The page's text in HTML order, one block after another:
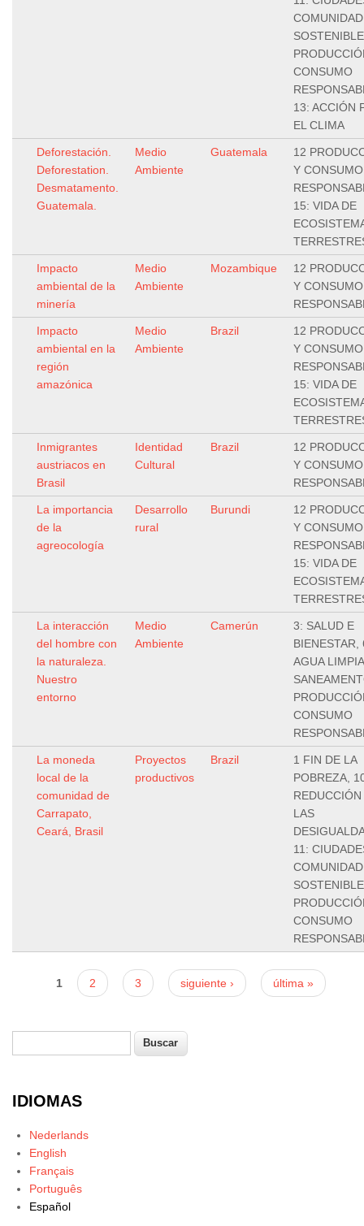
CONSUMO
13: ACCIÓN
EL CLIMA
Deforestación.
Deforestation.
Desmatamento.
Guatemala.
Medio
Ambiente
Guatemala
12
Y CONSUMO
15: VIDA DE
Impacto
ambiental de la
minería
Medio
Ambiente
Mozambique
12
Y CONSUMO
Impacto
ambiental en la
región
amazónica
Medio
Ambiente
Brazil
12
Y CONSUMO
15: VIDA DE
Inmigrantes
austriacos en
Brasil
Identidad
Cultural
Brazil
12
Y CONSUMO
La importancia
de la
agreocología
Desarrollo
rural
Burundi
12
Y CONSUMO
15: VIDA DE
La interacción
del hombre con
la naturaleza.
Nuestro
entorno
Medio
Ambiente
Camerún
3: SALUD E
BIENESTAR,
AGUA
CONSUMO
La moneda
local de la
comunidad de
Carrapato,
Ceará, Brasil
Proyectos
productivos
Brazil
1 FIN DE LA
POBREZA,
REDUCCIÓN
LAS
11:
CONSUMO
Páginas
1 2 3 siguiente › última »
Formulario de búsqueda
IDIOMAS
Nederlands
English
Français
Português
Español